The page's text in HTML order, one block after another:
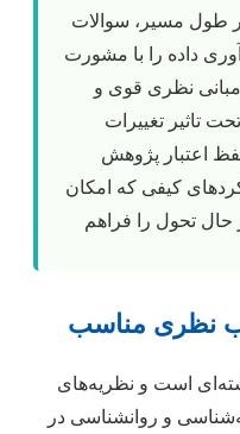
طول مسیر، سوالات
داده را با مشورت
مبانی نظری قوی و
تاثیر تغییرات
اعتبار پژوهش
کیفی که امکان
تحول را فراهم
است و نظریه‌های
و روانشناسی در